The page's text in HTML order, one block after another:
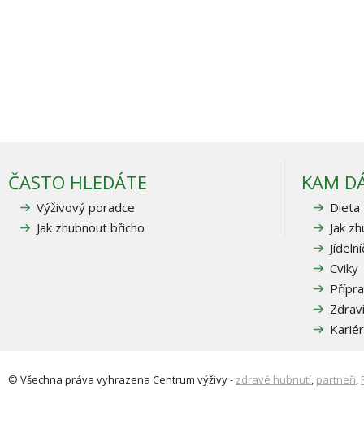
ČASTO HLEDÁTE
Výživový poradce
Jak zhubnout břicho
KAM
Dieta
Jak
Cviky
Zdraví
© Všechna práva vyhrazena Centrum výživy- zdravé hubnutí, partneři,